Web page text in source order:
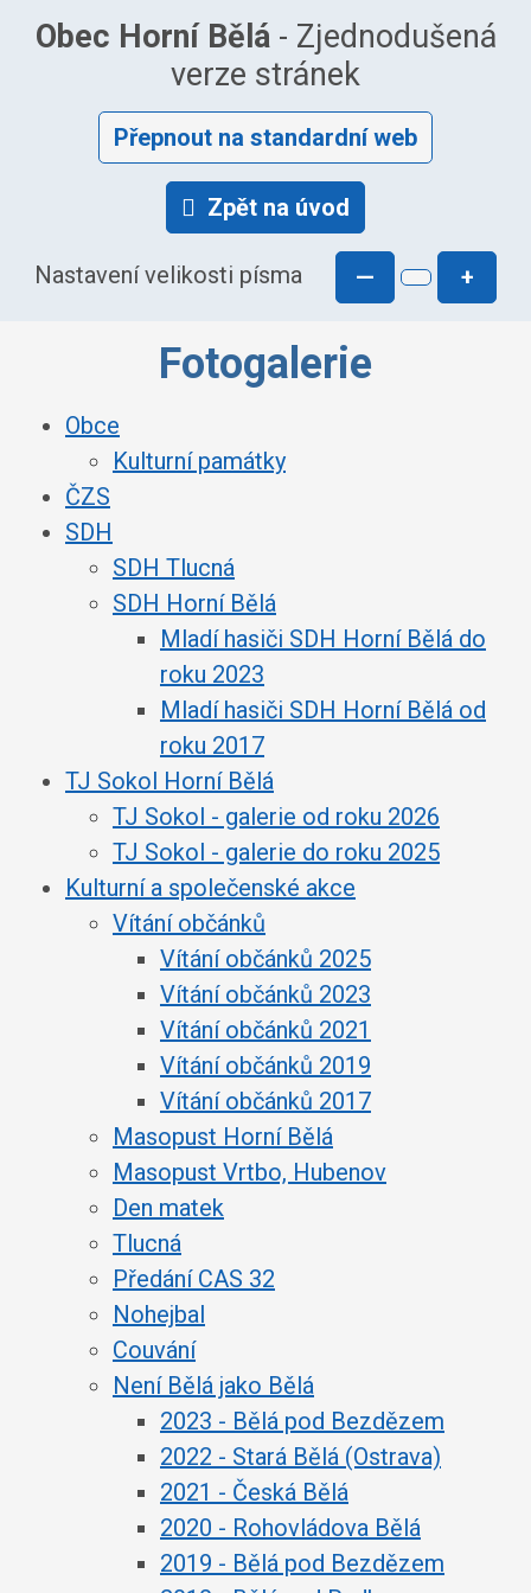
Obec Horní Bělá- Zjednodušená
verze stránek
Přepnout na standardní web
Zpět na úvod
Nastavení velikosti písma — +
Fotogalerie
Obce
Kulturní památky
ČZS
SDH
SDH Tlucná
SDH Horní Bělá
Mladí hasiči SDH Horní Bělá do
roku 2023
Mladí hasiči SDH Horní Bělá od
roku 2017
TJ Sokol Horní Bělá
TJ Sokol - galerie od roku 2026
TJ Sokol - galerie do roku 2025
Kulturní a společenské akce
Vítání občánků
Vítání občánků 2025
Vítání občánků 2023
Vítání občánků 2021
Vítání občánků 2019
Vítání občánků 2017
Masopust Horní Bělá
Masopust Vrtbo, Hubenov
Den matek
Tlucná
Předání CAS 32
Nohejbal
Couvání
Není Bělá jako Bělá
2023 - Bělá pod Bezdězem
2022 - Stará Bělá (Ostrava)
2021 - Česká Bělá
2020 - Rohovládova Bělá
2019 - Bělá pod Bezdězem